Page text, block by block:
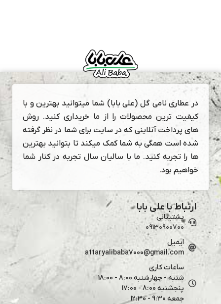
در عطاری نامی گل (علی بابا) شما میتوانید بهترین و با
کیفیت ترین محصولات را از ما خریداری کنید. روش
های پرداخت آنلاینی که در سایت برای شما در نظر گرفته
شده است همگی به شما کمک میکند تا بتوانید بهترین
ها را تجربه کنید. ما با سالیان سال تجربه در کنار شما
خواهیم بود.
ارتباط با علی بابا
پشتیبانی
09130900700
ایمیل
attaryalibaba7000@gmail.com
ساعات کاری
شنبه - چهارشنبه 8:00 - 18:00
پنجشنبه 8:00 - 17:00
جمعه 9:30 - 12:30